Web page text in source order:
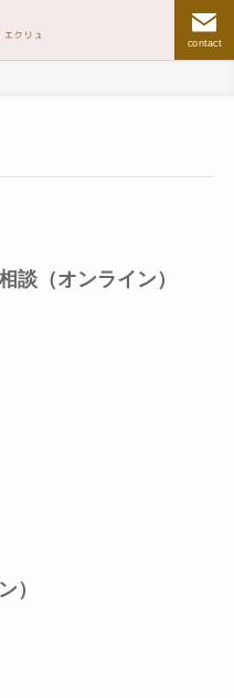
contact
談（オンライン）
）